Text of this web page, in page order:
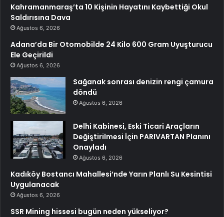
Kahramanmaraş’ta 10 Kişinin Hayatını Kaybettiği Okul
Saldırısına Dava
Ağustos 6, 2026
Adana’da Bir Otomobilde 24 Kilo 600 Gram Uyuşturucu
Ele Geçirildi
Ağustos 6, 2026
Sağanak sonrası denizin rengi çamura
döndü
Ağustos 6, 2026
Delhi Kabinesi, Eski Ticari Araçların
Değiştirilmesi İçin PARIVARTAN Planını
Onayladı
Ağustos 6, 2026
Kadıköy Bostancı Mahallesi’nde Yarın Planlı Su Kesintisi
Uygulanacak
Ağustos 6, 2026
SSR Mining hissesi bugün neden yükseliyor?